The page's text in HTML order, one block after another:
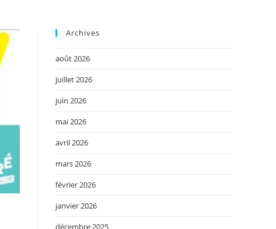
Archives
août 2026
juillet 2026
juin 2026
mai 2026
avril 2026
mars 2026
février 2026
janvier 2026
décembre 2025